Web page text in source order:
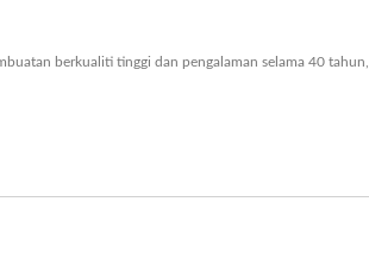
berkualiti tinggi dan pengalaman selama 40